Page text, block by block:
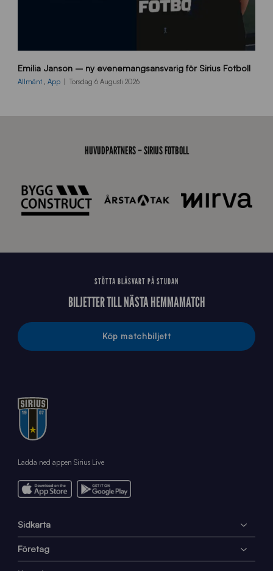
0
0
Emilia Janson – ny evenemangsansvarig för Sirius Fotboll
Allmänt App Torsdag 6 Augusti 2026
HUVUDPARTNERS – SIRIUS FOTBOLL
STÖTTA BLÅSVART PÅ STUDAN
BILJETTER TILL NÄSTA HEMMAMATCH
Köp matchbiljett
Ladda ned appen Sirius Live
Sidkarta
Företag